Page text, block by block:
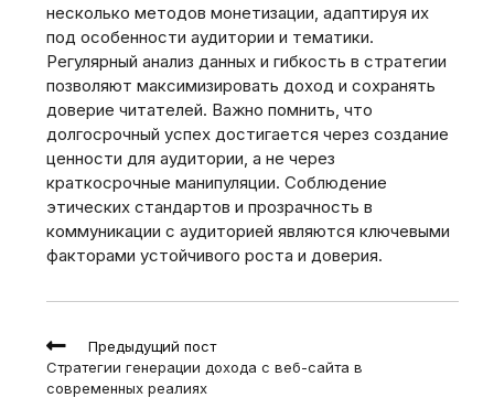
несколько методов монетизации, адаптируя их
под особенности аудитории и тематики.
Регулярный анализ данных и гибкость в стратегии
позволяют максимизировать доход и сохранять
доверие читателей. Важно помнить, что
долгосрочный успех достигается через создание
ценности для аудитории, а не через
краткосрочные манипуляции. Соблюдение
этических стандартов и прозрачность в
коммуникации с аудиторией являются ключевыми
факторами устойчивого роста и доверия.
Read
more
articles
Предыдущий пост
Стратегии генерации дохода с веб-сайта в
современных реалиях